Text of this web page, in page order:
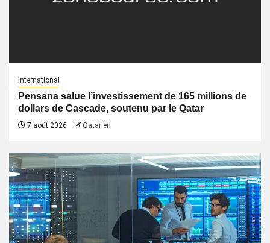
International
Pensana salue l’investissement de 165 millions de
dollars de Cascade, soutenu par le Qatar
7 août 2026 Qatarien